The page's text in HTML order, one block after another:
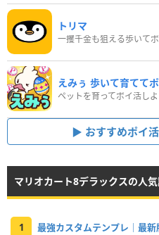
トリマ
一攫千金も狙える歩いて
えみぅ 歩いて育てて
おすすめポイ
マリオカート8デラックスの人
1 最強カスタムテンプレ｜最新